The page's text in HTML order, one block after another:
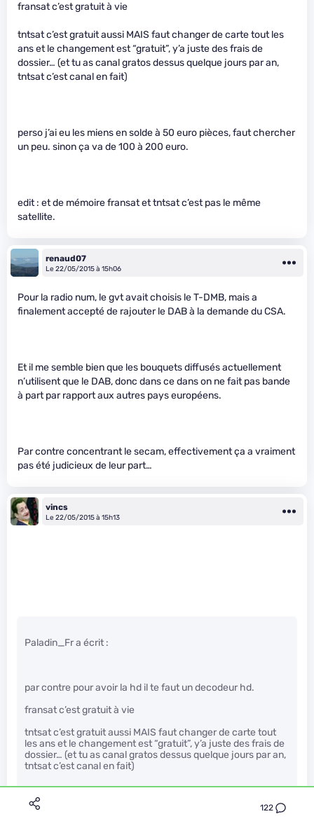
122
fransat c’est gratuit à vie
tntsat c’est gratuit aussi MAIS faut changer de carte tout les
ans et le changement est “gratuit”, y’a juste des frais de
dossier… (et tu as canal gratos dessus quelque jours par an,
tntsat c’est canal en fait)
perso j’ai eu les miens en solde à 50 euro pièces, faut chercher
un peu. sinon ça va de 100 à 200 euro.
edit : et de mémoire fransat et tntsat c’est pas le même
satellite.
renaud07
Le 22/05/2015 à 15h06
Pour la radio num, le gvt avait choisis le T-DMB, mais a
finalement accepté de rajouter le DAB à la demande du CSA.
Et il me semble bien que les bouquets diffusés actuellement
n’utilisent que le DAB, donc dans ce dans on ne fait pas bande
à part par rapport aux autres pays européens.
Par contre concentrant le secam, effectivement ça a vraiment
pas été judicieux de leur part…
vincs
Le 22/05/2015 à 15h13
Paladin_Fr a écrit :
par contre pour avoir la hd il te faut un decodeur hd.
fransat c’est gratuit à vie
tntsat c’est gratuit aussi MAIS faut changer de carte tout
les ans et le changement est “gratuit”, y’a juste des frais de
dossier… (et tu as canal gratos dessus quelque jours par an,
tntsat c’est canal en fait)
perso j’ai eu les miens en solde à 50 euro pièces, faut